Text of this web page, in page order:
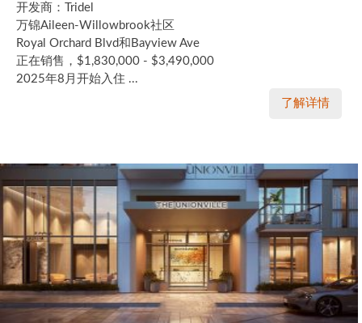
开发商：Tridel
万锦Aileen-Willowbrook社区
Royal Orchard Blvd和Bayview Ave
正在销售，$1,830,000 - $3,490,000
2025年8月开始入住 ...
了解详情